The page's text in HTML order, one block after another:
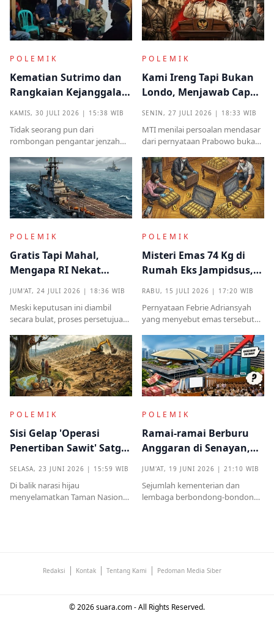
POLEMIK
Kematian Sutrimo dan
Rangkaian Kejanggalan
Kampung Halaman
KAMIS, 30 JULI 2026 | 15:38 WIB
Tidak seorang pun dari
rombongan pengantar jenzah
identitas ataupun menjelaskan
dari instansi mana.
POLEMIK
Kami Ireng Tapi Bukan
Londo, Menjawab Cap
SENIN, 27 JULI 2026 | 18:33 WIB
MTI menilai persoalan mendasar
dari pernyataan Prabowo bukan
melainkan implikasinya yang
sangat destruktif bagi kualitas
demokrasi
POLEMIK
Gratis Tapi Mahal,
Mengapa RI Nekat
Induk Tua Italia?
JUM'AT, 24 JULI 2026 | 18:36 WIB
Meski keputusan ini diambil
secara bulat, proses persetujuan
kritik tajam terkait prosedur yang
mendadak serta kekhawatiran
akan beban anggaran
POLEMIK
Misteri Emas 74 Kg di
Rumah Eks Jampidsus,
RABU, 15 JULI 2026 | 17:20 WIB
Pernyataan Febrie Adriansyah
yang menyebut emas tersebut
menjadi titik penting dalam
proses pembuktian
POLEMIK
Sisi Gelap 'Operasi
Penertiban Sawit' Satgas
SELASA, 23 JUNI 2026 | 15:59 WIB
Di balik narasi hijau
menyelamatkan Taman Nasional
POLEMIK
Ramai-ramai Berburu
Anggaran di Senayan,
JUM'AT, 19 JUNI 2026 | 21:10 WIB
Sejumlah kementerian dan
lembaga berbondong-bondong
Redaksi Kontak Tentang Kami Pedoman Media Siber
© 2026 suara.com - All Rights Reserved.